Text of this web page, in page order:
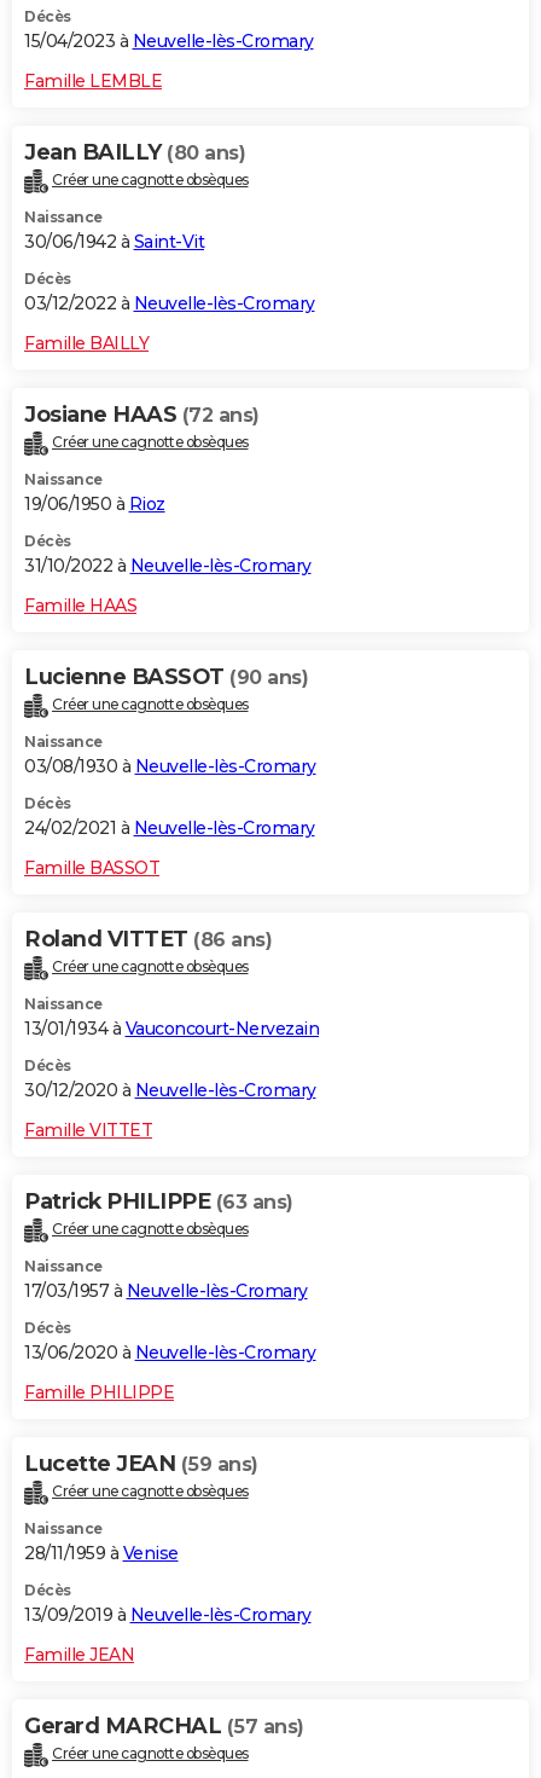
Décès
15/04/2023 à Neuvelle-lès-Cromary
Famille LEMBLE
Jean BAILLY (80 ans)
Créer une cagnotte obsèques
Naissance
30/06/1942 à Saint-Vit
Décès
03/12/2022 à Neuvelle-lès-Cromary
Famille BAILLY
Josiane HAAS (72 ans)
Créer une cagnotte obsèques
Naissance
19/06/1950 à Rioz
Décès
31/10/2022 à Neuvelle-lès-Cromary
Famille HAAS
Lucienne BASSOT (90 ans)
Créer une cagnotte obsèques
Naissance
03/08/1930 à Neuvelle-lès-Cromary
Décès
24/02/2021 à Neuvelle-lès-Cromary
Famille BASSOT
Roland VITTET (86 ans)
Créer une cagnotte obsèques
Naissance
13/01/1934 à Vauconcourt-Nervezain
Décès
30/12/2020 à Neuvelle-lès-Cromary
Famille VITTET
Patrick PHILIPPE (63 ans)
Créer une cagnotte obsèques
Naissance
17/03/1957 à Neuvelle-lès-Cromary
Décès
13/06/2020 à Neuvelle-lès-Cromary
Famille PHILIPPE
Lucette JEAN (59 ans)
Créer une cagnotte obsèques
Naissance
28/11/1959 à Venise
Décès
13/09/2019 à Neuvelle-lès-Cromary
Famille JEAN
Gerard MARCHAL (57 ans)
Créer une cagnotte obsèques